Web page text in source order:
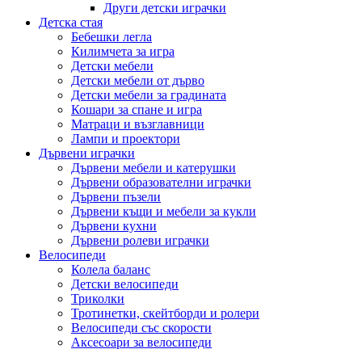
Други детски играчки
Детска стая
Бебешки легла
Килимчета за игра
Детски мебели
Детски мебели от дърво
Детски мебели за градината
Кошари за спане и игра
Матраци и възглавници
Лампи и проектори
Дървени играчки
Дървени мебели и катерушки
Дървени образователни играчки
Дървени пъзели
Дървени къщи и мебели за кукли
Дървени кухни
Дървени ролеви играчки
Велосипеди
Колела баланс
Детски велосипеди
Триколки
Тротинетки, скейтборди и ролери
Велосипеди със скорости
Аксесоари за велосипеди